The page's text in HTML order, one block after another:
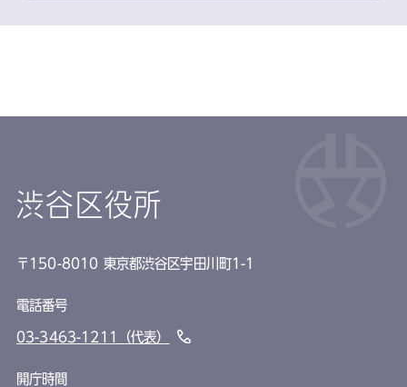
渋谷区役所
〒150-8010 東京都渋谷区宇田川町1-1
電話番号
03-3463-1211（代表）
開庁時間